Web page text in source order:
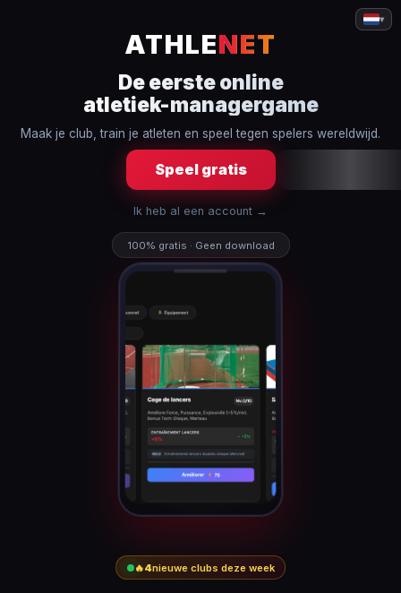
▾
ATHLENET
De eerste online
atletiek-managergame
Maak je club, train je atleten en speel tegen spelers wereldwijd.
Speel gratis
Ik heb al een account →
100% gratis · Geen download
🔥4nieuwe clubs deze week